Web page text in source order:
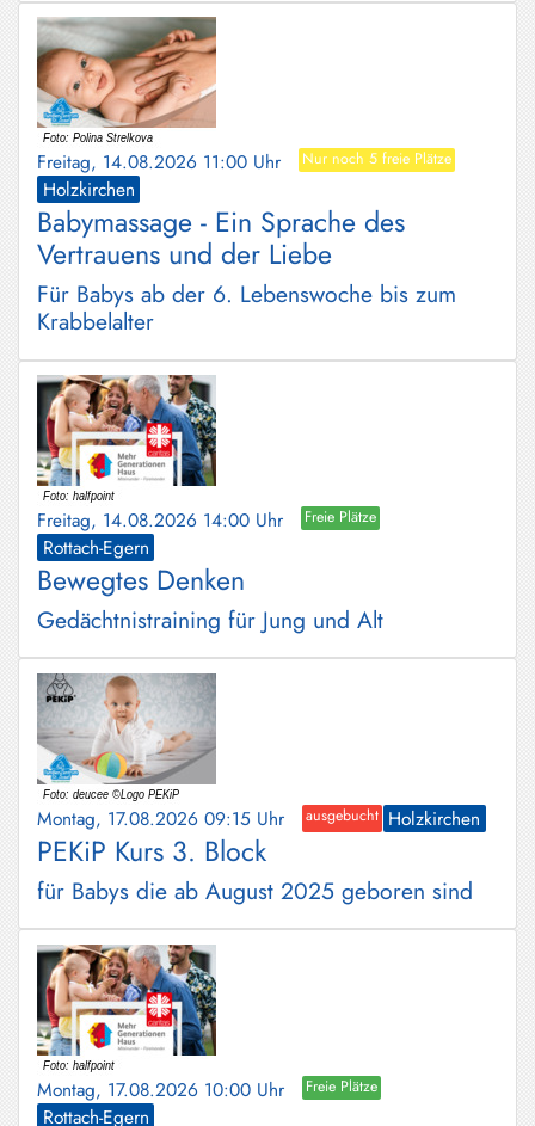
Freitag, 14.08.2026 11:00 Uhr Nur noch 5 freie Plätze
Holzkirchen
Babymassage - Ein Sprache des
Vertrauens und der Liebe
Für Babys ab der 6. Lebenswoche bis zum
Krabbelalter
Freitag, 14.08.2026 14:00 Uhr Freie Plätze
Rottach-Egern
Bewegtes Denken
Gedächtnistraining für Jung und Alt
Montag, 17.08.2026 09:15 Uhr ausgebucht Holzkirchen
PEKiP Kurs 3. Block
für Babys die ab August 2025 geboren sind
Montag, 17.08.2026 10:00 Uhr Freie Plätze
Rottach-Egern